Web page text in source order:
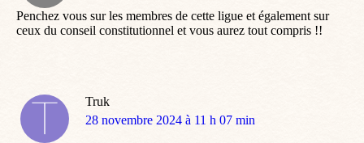
Penchez vous sur les membres de cette ligue et également sur
ceux du conseil constitutionnel et vous aurez tout compris !!
Truk
dit
28 novembre 2024 à 11 h 07 min